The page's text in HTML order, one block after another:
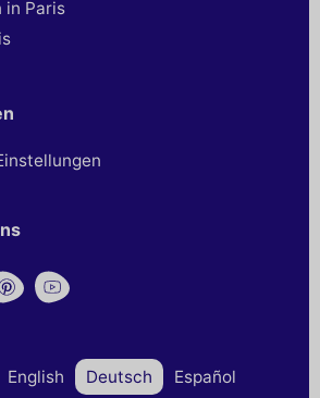
in Paris
English Deutsch Español